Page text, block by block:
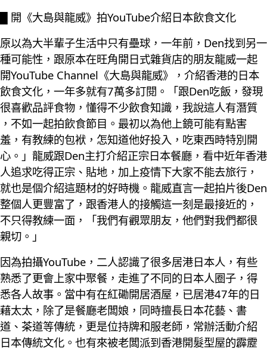
█ 開《大島與龍威》拍YouTube介紹日本飲食文化
原以為大半輩子生活中只有壘球，一年前，Den找到另一
種可能性，跟原本在旺角開日式雜貨店的朋友龍威一起
開YouTube Channel《大島與龍威》，介紹香港的日本
飲食文化，一年多就有7萬多訂閱。「跟Den吃飯，發現
很喜歡品評食物，懂得不少飲食知識，我說這人有潛質
，不如一起拍飲食節目。最初以為他上鏡可能有點害
羞，有教練的包袱，怎知道他好投入，吃東西時特別開
心。」龍威跟Den主打介紹正宗日本餐廳，看中近年香港
人追求吃得正宗、貼地，加上疫情下大家不能去旅行，
就也是個介紹這題材的好時機。龍威直言一起拍片後Den
整個人更豐富了，跟香港人的接觸這一刻是最接近的，
不只得教練一面，「我們有觀眾朋友，他們對我們都很
親切。」
因為拍攝YouTube，二人認識了很多居港日本人，有些
熟悉了更會上家中聚餐，走進了不同的日本人圈子，得
悉各人故事。當中有在紅磡開居酒屋，已居港47年的日
藉太太，除了是餐廳老闆娘，同時擅長日本花藝、書
道、茶道等傳統，更是位持牌和服老師，常辦活動介紹
日本傳統文化。也有來被老闆派到香港開髮型屋的霹靂